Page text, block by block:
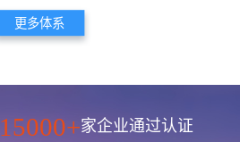
更多体系
15000+家企业通过认证